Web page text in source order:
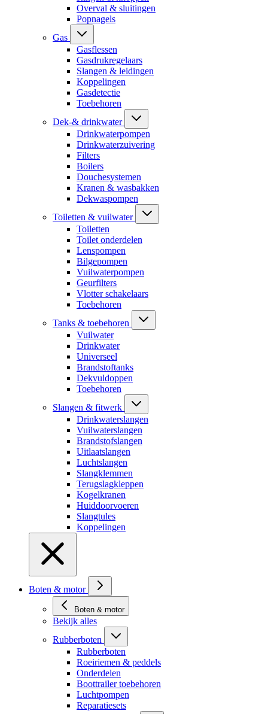
Overval & sluitingen
Popnagels
Gas
Gasflessen
Gasdrukregelaars
Slangen & leidingen
Koppelingen
Gasdetectie
Toebehoren
Dek-& drinkwater
Drinkwaterpompen
Drinkwaterzuivering
Filters
Boilers
Douchesystemen
Kranen & wasbakken
Dekwaspompen
Toiletten & vuilwater
Toiletten
Toilet onderdelen
Lenspompen
Bilgepompen
Vuilwaterpompen
Geurfilters
Vlotter schakelaars
Toebehoren
Tanks & toebehoren
Vuilwater
Drinkwater
Universeel
Brandstoftanks
Dekvuldoppen
Toebehoren
Slangen & fitwerk
Drinkwaterslangen
Vuilwaterslangen
Brandstofslangen
Uitlaatslangen
Luchtslangen
Slangklemmen
Terugslagkleppen
Kogelkranen
Huiddoorvoeren
Slangtules
Koppelingen
Boten & motor
Boten & motor
Bekijk alles
Rubberboten
Rubberboten
Roeiriemen & peddels
Onderdelen
Boottrailer toebehoren
Luchtpompen
Reparatiesets